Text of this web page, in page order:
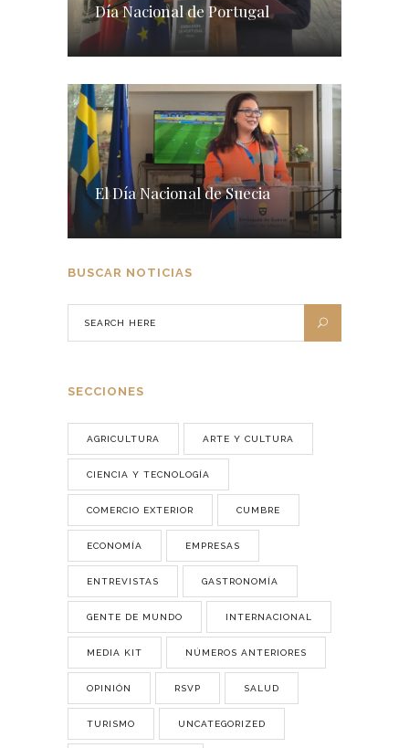
Día Nacional de Portugal
El Día Nacional de Suecia
BUSCAR NOTICIAS
SECCIONES
AGRICULTURA ARTE Y CULTURA
CIENCIA Y TECNOLOGÍA
COMERCIO EXTERIOR CUMBRE
ECONOMÍA EMPRESAS
ENTREVISTAS GASTRONOMÍA
GENTE DE MUNDO INTERNACIONAL
MEDIA KIT NÚMEROS ANTERIORES
OPINIÓN RSVP SALUD
TURISMO UNCATEGORIZED